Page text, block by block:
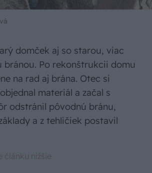
domček aj so starou, viac
bránou. Po rekonštrukcii domu
na rad aj brána. Otec si
materiál a začal s
odstránil pôvodnú bránu,
a z tehličiek postavil